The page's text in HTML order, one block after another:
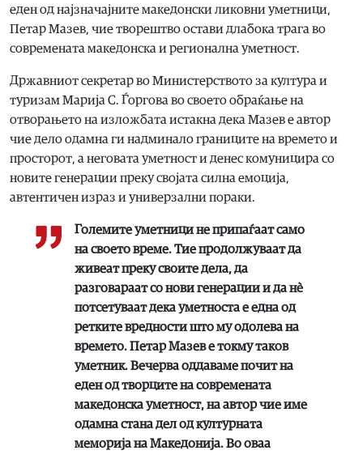
еден од најзначајните македонски ликовни уметници,
Петар Мазев, чие творештво остави длабока трага во
современата македонска и регионална уметност.
Државниот секретар во Министерството за култура и
туризам Марија С. Ѓоргова во своето обраќање на
отворањето на изложбата истакна дека Мазев е автор
чие дело одамна ги надминало границите на времето и
просторот, а неговата уметност и денес комуницира со
новите генерации преку својата силна емоција,
автентичен израз и универзални пораки.
Големите уметници не припаѓаат само
на своето време. Тие продолжуваат да
живеат преку своите дела, да
разговараат со нови генерации и да нè
потсетуваат дека уметноста е една од
ретките вредности што му одолева на
времето. Петар Мазев е токму таков
уметник. Вечерва оддаваме почит на
еден од творците на современата
македонска уметност, на автор чие име
одамна стана дел од културната
меморија на Македонија. Во оваа